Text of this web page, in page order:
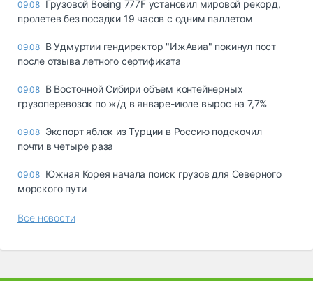
09.08 Грузовой Boeing 777F установил мировой рекорд,
пролетев без посадки 19 часов с одним паллетом
09.08 В Удмуртии гендиректор "ИжАвиа" покинул пост
после отзыва летного сертификата
09.08 В Восточной Сибири объем контейнерных
грузоперевозок по ж/д в январе-июле вырос на 7,7%
09.08 Экспорт яблок из Турции в Россию подскочил
почти в четыре раза
09.08 Южная Корея начала поиск грузов для Северного
морского пути
Все новости